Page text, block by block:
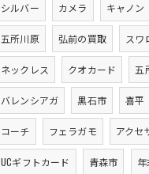
シルバー カメラ キャノン
五所川原 弘前の買取 スワ
ネックレス クオカード 五
バレンシアガ 黒石市 喜平
コーチ フェラガモ アクセ
UCギフトカード 青森市